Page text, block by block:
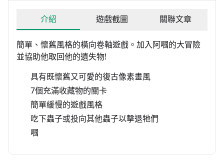
介紹 遊戲截圖 關聯文章
簡單、懷舊風格的橫向卷軸遊戲。加入阿嘓的大冒險
並協助他取回他的遺失物!
具有既懷舊又可愛的復古像素畫風
7個充滿收藏物的關卡
簡單緩慢的遊戲風格
吃下蟲子或投向其他蟲子以擊退牠們
嘓